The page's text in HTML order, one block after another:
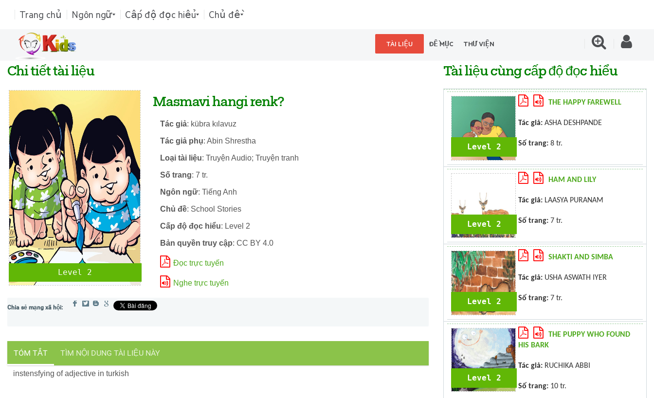
Trang chủ Ngôn ngữ Cấp độ đọc hiểu Chủ đề
TÀI LIỆU ĐỀ MỤC THƯ VIỆN
Chi tiết tài liệu
Level 2
Masmavi hangi renk?
Tác giả: kübra kılavuz
Tác giả phụ: Abin Shrestha
Loại tài liệu: Truyện Audio; Truyện tranh
Số trang: 7 tr.
Ngôn ngữ: Tiếng Anh
Chủ đề: School Stories
Cấp độ đọc hiểu: Level 2
Bản quyền truy cập: CC BY 4.0
Đọc trực tuyến
Nghe trực tuyến
TÓM TẮT TÌM NỘI DUNG TÀI LIỆU NÀY
instensfying of adjective in turkish
Tài liệu cùng cấp độ đọc hiểu
Level 2
THE HAPPY FAREWELL
Tác giả: ASHA DESHPANDE
Số trang: 8 tr.
Level 2
HAM AND LILY
Tác giả: LAASYA PURANAM
Số trang: 7 tr.
Level 2
SHAKTI AND SIMBA
Tác giả: USHA ASWATH IYER
Số trang: 7 tr.
Level 2
THE PUPPY WHO FOUND
HIS BARK
Tác giả: RUCHIKA ABBI
Số trang: 10 tr.